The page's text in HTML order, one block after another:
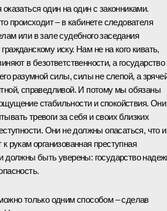
оказаться один на один с законниками.
происходит – в кабинете следователя
или в зале судебного заседания
иску. Нам не на кого кивать,
в безответственности, а государство
разумной силы, силы не слепой, а
справедливой. И потому мы обязаны
стабильности и спокойствия. Они
тревоги за себя и своих близких
Они не должны опасаться, что
рукам организованная преступная
должны быть уверены: государство
только одним способом – сделав